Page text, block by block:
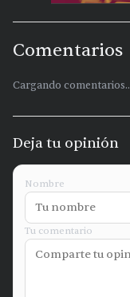
Comentarios
Cargando
Deja tu opinión
Nombre
Tu comentario